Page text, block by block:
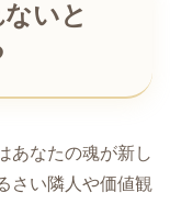
いと
あなたの魂が新し
さい隣人や価値観